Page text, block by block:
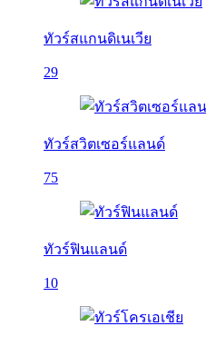
ทัวร์สแกนดิเนเวีย
29
ทัวร์สวิตเซอร์แลนด์
75
ทัวร์ฟินแลนด์
10